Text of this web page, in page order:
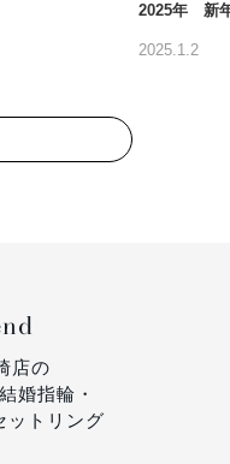
2025年 新
2025.1.2
店の
婚指輪・
ットリング